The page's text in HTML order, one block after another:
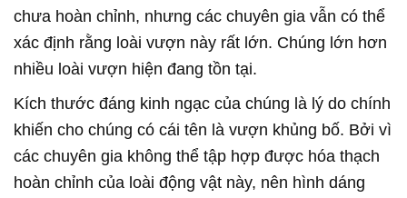
chưa hoàn chỉnh, nhưng các chuyên gia vẫn có thể
xác định rằng loài vượn này rất lớn. Chúng lớn hơn
nhiều loài vượn hiện đang tồn tại.
Kích thước đáng kinh ngạc của chúng là lý do chính
khiến cho chúng có cái tên là vượn khủng bố. Bởi vì
các chuyên gia không thể tập hợp được hóa thạch
hoàn chỉnh của loài động vật này, nên hình dáng